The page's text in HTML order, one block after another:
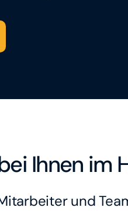
Ihnen im
und